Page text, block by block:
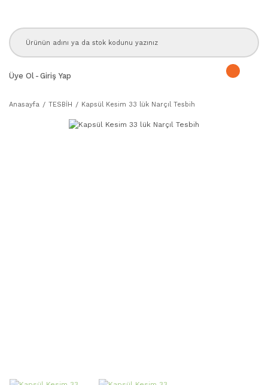
Üye Ol - Giriş Yap
Anasayfa TESBİH Kapsül Kesim 33 lük Narçıl Tesbih